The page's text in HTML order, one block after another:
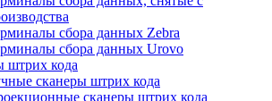
сбора данных Zebra
сбора данных Urovo
штрих кода
сканеры штрих кода
сканеры штрих кода